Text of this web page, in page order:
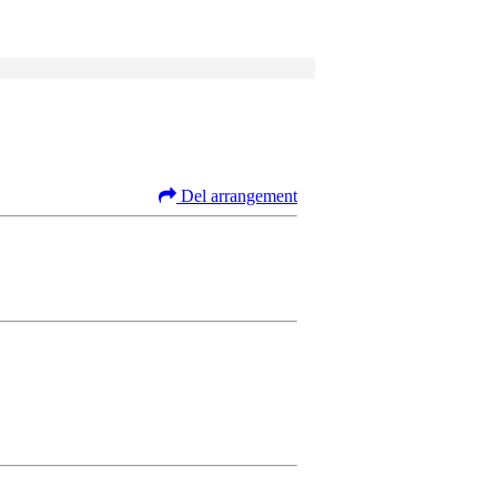
Del arrangement